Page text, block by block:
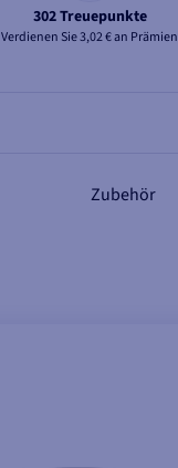
302 Treuepunkte
Verdienen Sie 3,02 € an Prämien
Zubehör